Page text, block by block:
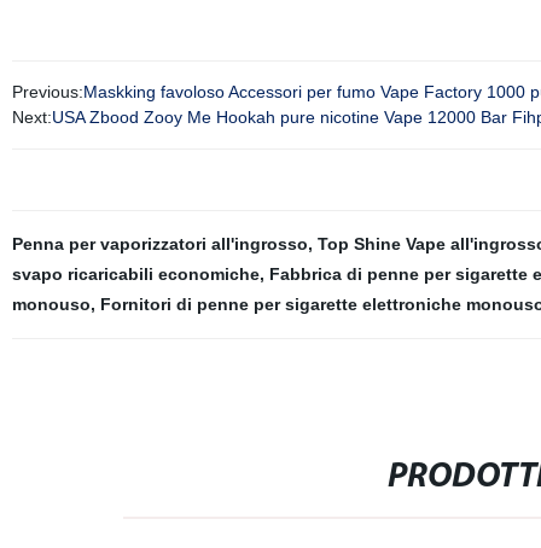
Previous:Maskking favoloso Accessori per fumo Vape Factory 1000
Next:USA Zbood Zooy Me Hookah pure nicotine Vape 12000 Bar
Penna per vaporizzatori all'ingrosso, Top Shine Vape
svapo ricaricabili economiche, Fabbrica di penne per sigarette
monouso, Fornitori di penne per sigarette elettroniche